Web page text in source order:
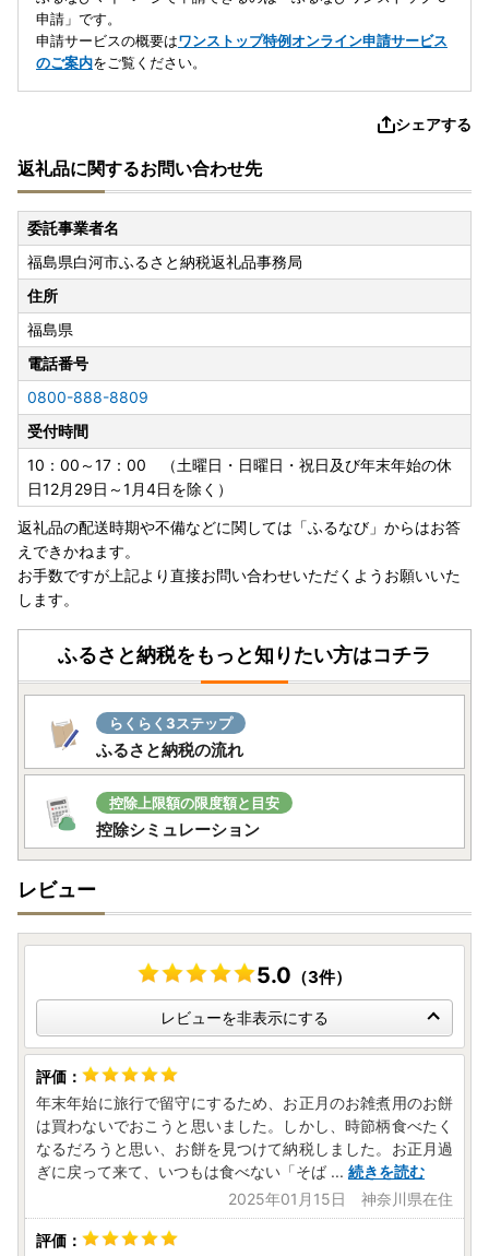
申請」です。
申請サービスの概要はワンストップ特例オンライン申請サービス
のご案内をご覧ください。
シェアする
返礼品に関するお問い合わせ先
委託事業者名
福島県白河市ふるさと納税返礼品事務局
住所
福島県
電話番号
0800-888-8809
受付時間
10：00～17：00 （土曜日・日曜日・祝日及び年末年始の休
日12月29日～1月4日を除く）
返礼品の配送時期や不備などに関しては「ふるなび」からはお答
えできかねます。
お手数ですが上記より直接お問い合わせいただくようお願いいた
します。
ふるさと納税をもっと知りたい方はコチラ
らくらく3ステップ
ふるさと納税の流れ
控除上限額の限度額と目安
控除シミュレーション
レビュー
5.0 （3件）
レビューを非表示にする
年末年始に旅行で留守にするため、お正月のお雑煮用のお餅
は買わないでおこうと思いました。しかし、時節柄食べたく
なるだろうと思い、お餅を見つけて納税しました。お正月過
ぎに戻って来て、いつもは食べない「そば ... 続きを読む
2025年01月15日 神奈川県在住